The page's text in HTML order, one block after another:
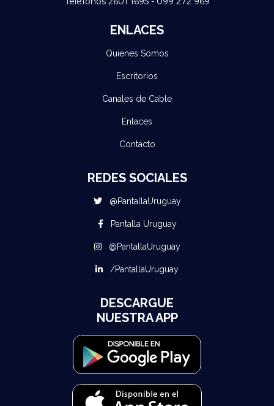
ENLACES
Quienes Somos
Escritorios
Canales de Cable
Enlaces
Contacto
REDES SOCIALES
@PantallaUruguay
Pantalla Uruguay
@PantallaUruguay
/PantallaUruguay
DESCARGUE
NUESTRA APP